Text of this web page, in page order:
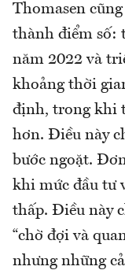
Thomasen
thành điểm số:
năm 2022 và
khoảng thời
định, trong khi
hơn. Điều này
bước ngoặt.
khi mức đầu tư
thấp. Điều này
“chờ đợi và
nhưng những